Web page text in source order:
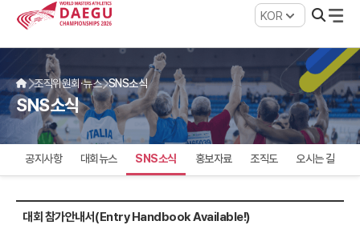
SNS소식 | 2026 대구세계마스터즈 육상경기대회
조직위원회·뉴스 SNS소식
SNS소식
공지사항 대회뉴스 SNS소식 홍보자료 조직도 오시는 길
대회 참가안내서(Entry Handbook Available!)